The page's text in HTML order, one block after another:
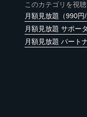
このカテゴリを視聴
月額見放題（990円/
月額見放題 サポー
月額見放題 パート